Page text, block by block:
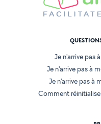
Je n'arrive pas
Je n'arrive pas à
Je n'arrive pas à
Comment